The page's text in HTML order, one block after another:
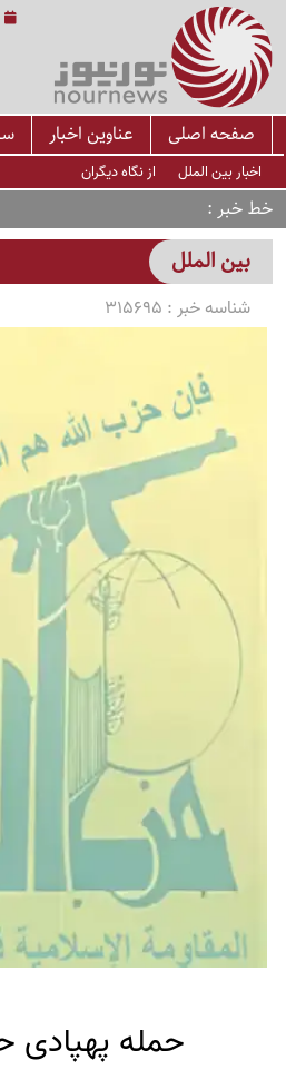
صفحه اصلی عناوین اخبار
اخبار بین الملل از نگاه دیگران
خط خبر
بین الملل
شناسه خبر : 315695
حمله پهپادی